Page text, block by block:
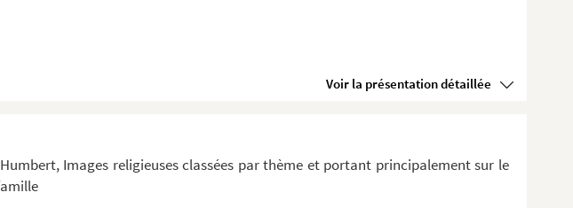
Voir la présentation détaillée
Images religieuses classées par thème et portant principalement sur le